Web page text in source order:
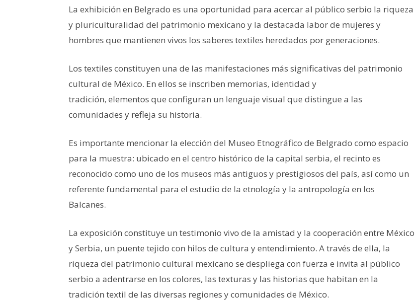
La exhibición en Belgrado es una oportunidad para acercar al público serbio la riqueza
y pluriculturalidad del patrimonio mexicano y la destacada labor de mujeres y
hombres que mantienen vivos los saberes textiles heredados por generaciones.
Los textiles constituyen una de las manifestaciones más significativas del patrimonio
cultural de México. En ellos se inscriben memorias, identidad y
tradición, elementos que configuran un lenguaje visual que distingue a las
comunidades y refleja su historia.
Es importante mencionar la elección del Museo Etnográfico de Belgrado como espacio
para la muestra: ubicado en el centro histórico de la capital serbia, el recinto es
reconocido como uno de los museos más antiguos y prestigiosos del país, así como un
referente fundamental para el estudio de la etnología y la antropología en los
Balcanes.
La exposición constituye un testimonio vivo de la amistad y la cooperación entre México
y Serbia, un puente tejido con hilos de cultura y entendimiento. A través de ella, la
riqueza del patrimonio cultural mexicano se despliega con fuerza e invita al público
serbio a adentrarse en los colores, las texturas y las historias que habitan en la
tradición textil de las diversas regiones y comunidades de México.